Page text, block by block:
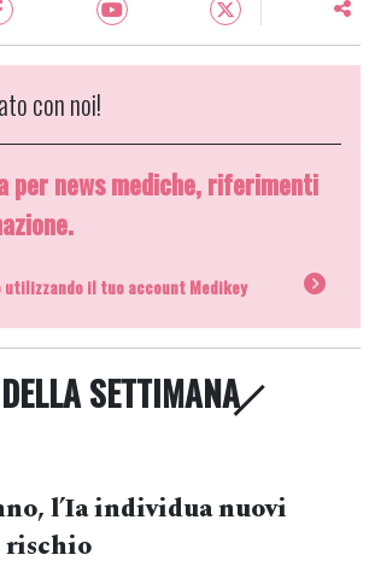
con noi!
per news mediche, riferimenti
il tuo account Medikey
SETTIMANA
l’Ia individua nuovi